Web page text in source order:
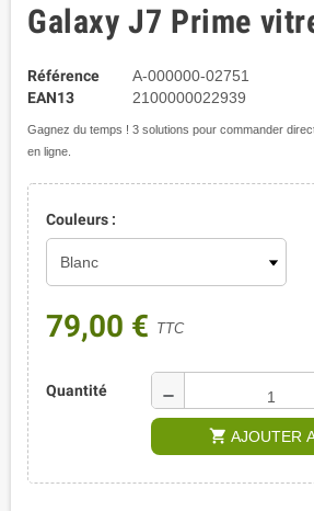
Galaxy J7 Prime
Référence
A-000000-02751
EAN13
2100000022939
Gagnez du temps ! 3 solutions pour commander
en ligne.
Couleurs :
79,00 € TTC
Quantité remove
shopping_cart AJOUTER